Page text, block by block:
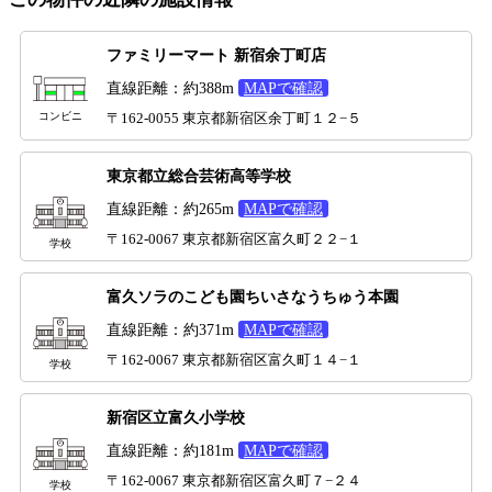
コンビニ
ファミリーマート 新宿余丁町店
直線距離：約388m MAPで確認
〒162-0055 東京都新宿区余丁町１２−５
学校
東京都立総合芸術高等学校
直線距離：約265m MAPで確認
〒162-0067 東京都新宿区富久町２２−１
学校
富久ソラのこども園ちいさなうちゅう本園
直線距離：約371m MAPで確認
〒162-0067 東京都新宿区富久町１４−１
学校
新宿区立富久小学校
直線距離：約181m MAPで確認
〒162-0067 東京都新宿区富久町７−２４